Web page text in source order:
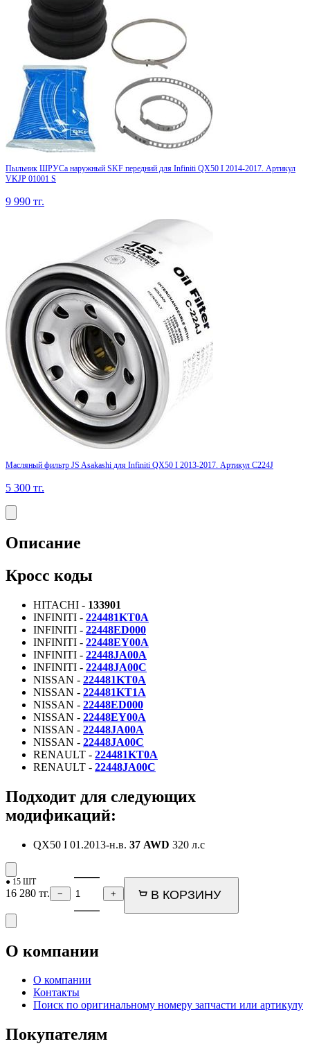
Пыльник ШРУСа наружный SKF передний для Infiniti QX50 I 2014-2017. Артикул
VKJP 01001 S
9 990 тг.
Масляный фильтр JS Asakashi для Infiniti QX50 I 2013-2017. Артикул C224J
5 300 тг.
Описание
Кросс коды
HITACHI - 133901
INFINITI - 224481KT0A
INFINITI - 22448ED000
INFINITI - 22448EY00A
INFINITI - 22448JA00A
INFINITI - 22448JA00C
NISSAN - 224481KT0A
NISSAN - 224481KT1A
NISSAN - 22448ED000
NISSAN - 22448EY00A
NISSAN - 22448JA00A
NISSAN - 22448JA00C
RENAULT - 224481KT0A
RENAULT - 22448JA00C
Подходит для следующих
модификаций:
QX50 I 01.2013-н.в. 37 AWD 320 л.с
● 15 ШТ
16 280 тг. − + В КОРЗИНУ
О компании
О компании
Контакты
Поиск по оригинальному номеру запчасти или артикулу
Покупателям